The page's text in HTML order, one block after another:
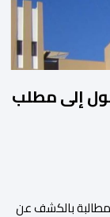
إلى مطلب
بالكشف عن